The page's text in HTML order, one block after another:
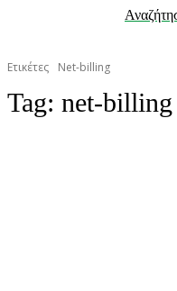
Ετικέτες Net-billing
Tag: net-billing